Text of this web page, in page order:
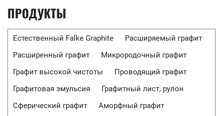
ПРОДУКТЫ
Естественный Falke Graphite
Расширяемый графит
Расширенный графит
Микрородочный графит
Графит высокой чистоты
Проводящий графит
Графитовая эмульсия
Графитный лист, рулон
Сферический графит
Аморфный графит